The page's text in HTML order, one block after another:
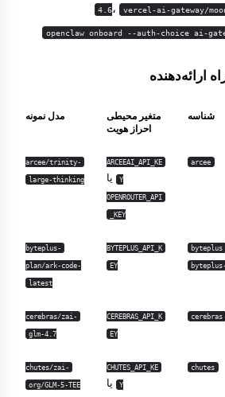
4.6، vercel-ai-gateway/
openclaw onboard --auth-choice ai-
شناسه
متغیر محیطی
احراز هویت
مدل نمونه
arcee
ARCEEAI_API_KE
Y یا
OPENROUTER_API
_KEY
arcee/trinity-
large-thinking
byteplus
BYTEPLUS_API_K
EY
byteplus-
plan/ark-code-
latest
cerebras
CEREBRAS_API_K
EY
cerebras/zai-
glm-4.7
chutes
CHUTES_API_KE
Y یا
chutes/zai-
org/GLM-5-TEE